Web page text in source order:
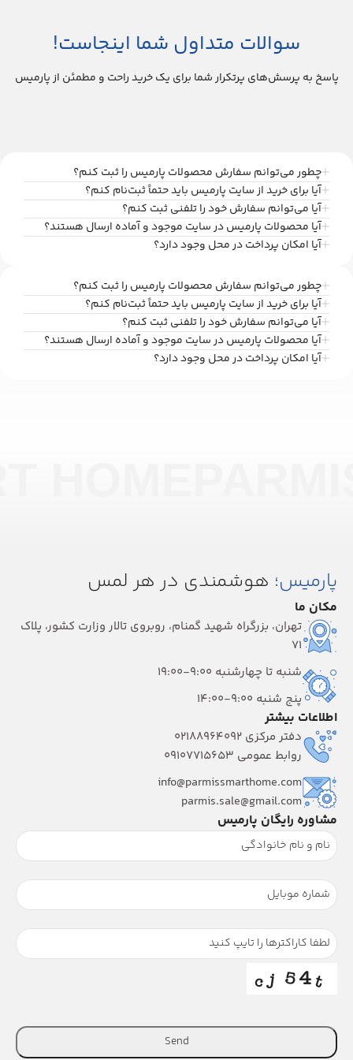
سوالات متداول شما اینجاست!
پاسخ به پرسش‌های پرتکرار شما برای یک خرید راحت و مطمئن از پارمیس
چطور می‌توانم سفارش محصولات پارمیس را ثبت کنم؟
آیا برای خرید از سایت پارمیس باید حتماً ثبت‌نام کنم؟
آیا می‌توانم سفارش خود را تلفنی ثبت کنم؟
آیا محصولات پارمیس در سایت موجود و آماده ارسال هستند؟
آیا امکان پرداخت در محل وجود دارد؟
چطور می‌توانم سفارش محصولات پارمیس را ثبت کنم؟
آیا برای خرید از سایت پارمیس باید حتماً ثبت‌نام کنم؟
آیا می‌توانم سفارش خود را تلفنی ثبت کنم؟
آیا محصولات پارمیس در سایت موجود و آماده ارسال هستند؟
آیا امکان پرداخت در محل وجود دارد؟
پارمیس؛ هوشمندی در هر لمس
مکان ما
تهران، بزرگراه شهید گمنام، روبروی تالار وزارت کشور، پلاک
۷۱
شنبه تا چهارشنبه 9:00-19:00
پنج شنبه 9:00-14:00
اطلاعات بیشتر
دفتر مرکزی 02188964092
روابط عمومی 09107715653
info@parmissmarthome.com
parmis.sale@gmail.com
مشاوره رایگان پارمیس
Send